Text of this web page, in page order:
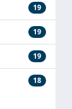
19
19
19
18